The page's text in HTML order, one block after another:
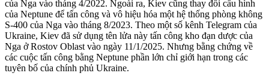
của Nga vào tháng 4/2022. Ngoài ra, Kiev cũng thay đổi cấu hình
của Neptune để tấn công và vô hiệu hóa một hệ thống phòng không
S-400 của Nga vào tháng 8/2023. Theo một số kênh Telegram của
Ukraine, Kiev đã sử dụng tên lửa này tấn công kho đạn dược của
Nga ở Rostov Oblast vào ngày 11/1/2025. Nhưng bằng chứng về
các cuộc tấn công bằng Neptune phần lớn chỉ giới hạn trong các
tuyên bố của chính phủ Ukraine.